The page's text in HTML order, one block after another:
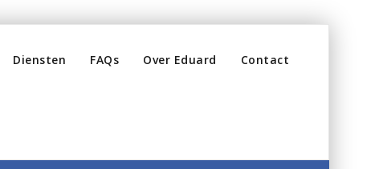
Diensten FAQs Over Eduard Contact